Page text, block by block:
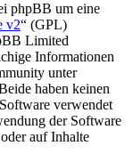
phpBB um eine
v2“ (GPL)
Limited
Informationen
unter
haben keinen
verwendet
der Software
auf Inhalte